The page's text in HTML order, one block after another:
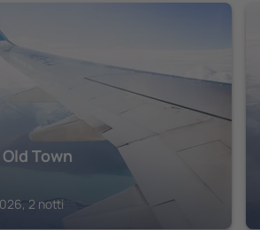
Town
2 notti